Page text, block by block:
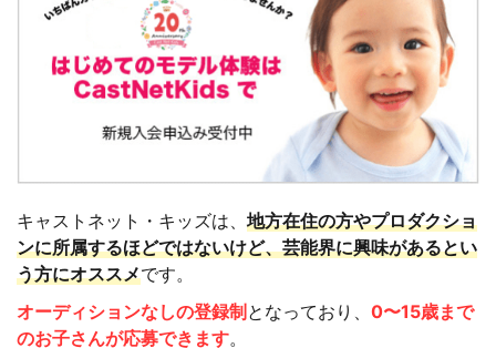
キャストネット・キッズは、 地方在住の方やプロダクショ
ンに所属するほどではないけど、芸能界に興味があるとい
う方にオススメです。
オーディションなしの登録制 となっており、 0〜15歳まで
のお子さんが応募できます。